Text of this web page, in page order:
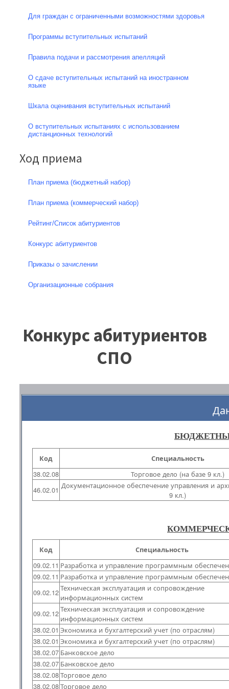
Для граждан с ограниченными возможностями здоровья
Программы вступительных испытаний
Правила подачи и рассмотрения апелляций
О сдаче вступительных испытаний на иностранном
языке
Шкала оценивания вступительных испытаний
О вступительных испытаниях с использованием
дистанционных технологий
Ход приема
План приема (бюджетный набор)
План приема (коммерческий набор)
Рейтинг/Список абитуриентов
Конкурс абитуриентов
Приказы о зачислении
Организационные собрания
Конкурс абитуриентов
СПО